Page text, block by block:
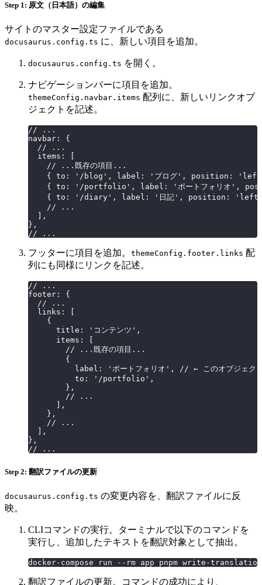
Step 1: 原文（日本語）の編集
サイトのマスター設定ファイルである
docusaurus.config.ts に、新しい項目を追加。
docusaurus.config.ts を開く。
ナビゲーションバーに項目を追加。
themeConfig.navbar.items 配列に、新しいリンクオブ
ジェクトを記述。
// ...
navbar: {
  // ...
  items: [
    // ...既存の項目...
{ to: '/blog', label: 'ブログ', position:
{ to: '/portfolio', label: 'ポートフォリオ',
{ to: '/diary', label: '日記', position:
    // ...
  ],
},
// ...
フッターに項目を追加。 themeConfig.footer.links 配
列にも同様にリンクを記述。
// ...
footer: {
  // ...
  links: [
    {
      title: 'コンテンツ',
      items: [
        // ...既存の項目...
        {
label: 'ポートフォリオ', // ← このオブジェク
          to: '/portfolio',
        },
        // ...
      ],
    },
    // ...
  ],
},
// ...
Step 2: 翻訳ファイルの更新
docusaurus.config.ts の変更内容を、翻訳ファイルに反
映。
CLIコマンドの実行。ターミナルで以下のコマンドを
実行し、追加したテキストを翻訳対象として抽出。
docker-compose run --rm app pnpm write-
翻訳ファイルの更新。コマンドの成功により、